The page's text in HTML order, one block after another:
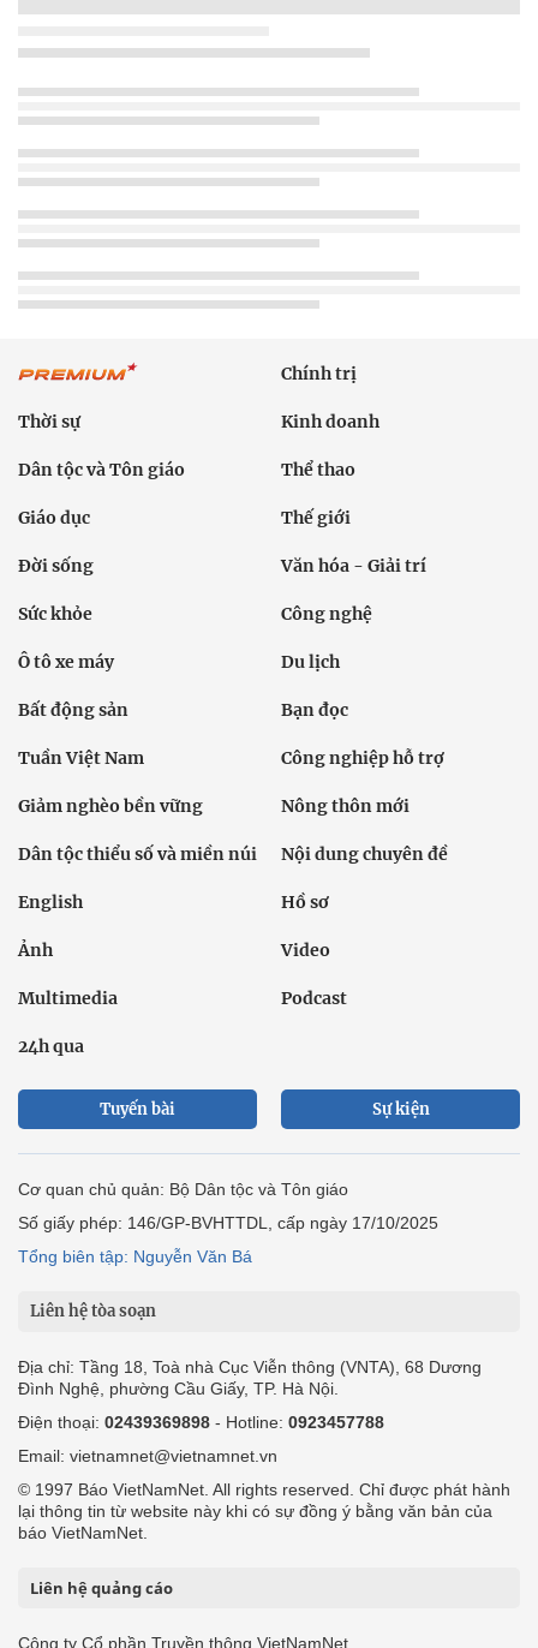
Chính trị
Thời sự Kinh doanh
Dân tộc và Tôn giáo Thể thao
Giáo dục Thế giới
Đời sống Văn hóa - Giải trí
Sức khỏe Công nghệ
Ô tô xe máy Du lịch
Bất động sản Bạn đọc
Tuần Việt Nam Công nghiệp hỗ trợ
Giảm nghèo bền vững Nông thôn mới
Dân tộc thiểu số và miền núi Nội dung chuyên đề
English Hồ sơ
Ảnh Video
Multimedia Podcast
24h qua
Tuyến bài Sự kiện
Cơ quan chủ quản: Bộ Dân tộc và Tôn giáo
Số giấy phép: 146/GP-BVHTTDL, cấp ngày 17/10/2025
Tổng biên tập: Nguyễn Văn Bá
Liên hệ tòa soạn
Địa chỉ: Tầng 18, Toà nhà Cục Viễn thông (VNTA), 68 Dương
Đình Nghệ, phường Cầu Giấy, TP. Hà Nội.
Điện thoại: 02439369898 - Hotline: 0923457788
Email: vietnamnet@vietnamnet.vn
© 1997 Báo VietNamNet. All rights reserved. Chỉ được phát hành
lại thông tin từ website này khi có sự đồng ý bằng văn bản của
báo VietNamNet.
Liên hệ quảng cáo
Công ty Cổ phần Truyền thông VietNamNet